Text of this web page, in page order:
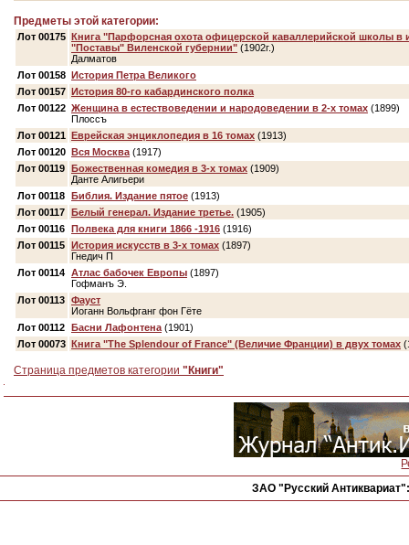
Предметы этой категории:
Лот 00175 Книга "Парфорсная охота офицерской каваллерийской школы в
"Поставы" Виленской губернии" (1902г.)
Далматов
Лот 00158 История Петра Великого
Лот 00157 История 80-го кабардинского полка
Лот 00122 Женщина в естествоведении и народоведении в 2-х томах (1899)
Плоссъ
Лот 00121 Еврейская энциклопедия в 16 томах (1913)
Лот 00120 Вся Москва (1917)
Лот 00119 Божественная комедия в 3-х томах (1909)
Данте Алигьери
Лот 00118 Библия. Издание пятое (1913)
Лот 00117 Белый генерал. Издание третье. (1905)
Лот 00116 Полвека для книги 1866 -1916 (1916)
Лот 00115 История искусств в 3-х томах (1897)
Гнедич П
Лот 00114 Атлас бабочек Европы (1897)
Гофманъ Э.
Лот 00113 Фауст
Иоганн Вольфганг фон Гёте
Лот 00112 Басни Лафонтена (1901)
Лот 00073 Книга "The Splendour of France" (Величие Франции) в двух томах
Страница предметов категории "Книги"
ЗАО "Русский Антиквариат":